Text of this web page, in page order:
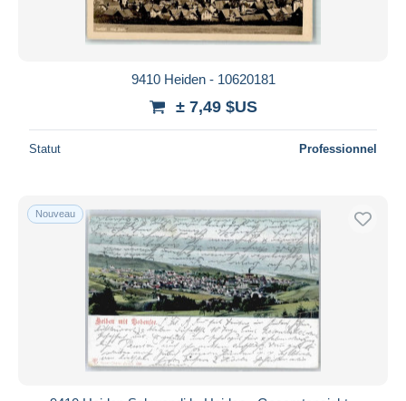
9410 Heiden - 10620181
± 7,49 $US
Statut Professionnel
Nouveau